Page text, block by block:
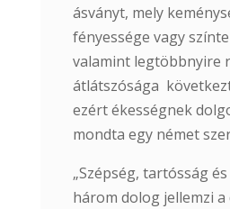
ásványt, mely
fényessége vagy
valamint legtöbbnyire
átlátszósága
ezért ékességnek
mondta egy német
„Szépség, tartósság
három dolog jellemzi